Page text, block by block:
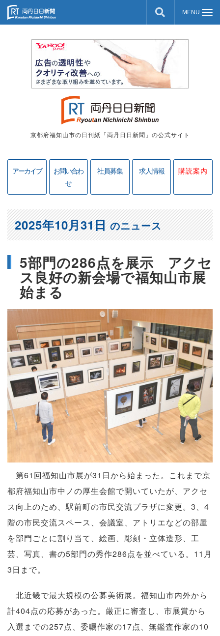
京都府福知山市の日刊紙「両丹日日新聞」の公式サイト
アーカイブ
お問い合わ
せ
社員募集 求人情報 購読案内
5部門の286点を展示 アクセ
ス良好の新会場で福知山市展
始まる
2025年10月31日のニュース
第61回福知山市展が31日から始まった。これまで京
都府福知山市中ノの厚生会館で開いていたが、アクセ
ス向上のため、駅前町の市民交流プラザに変更。3、4
階の市民交流スペース、会議室、アトリエなどの部屋
を部門ごとに割り当て、絵画、彫刻・立体造形、工
芸、写真、書の5部門の秀作286点を並べている。11月
3日まで。
北近畿で最大規模の公募美術展。福知山市内外から
計404点の応募があった。厳正に審査し、市展賞から
入選までの257点、委嘱作家の17点、無鑑査作家の10